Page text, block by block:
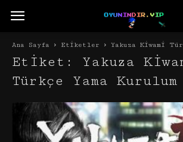
Ana Sayfa Etiketler Yakuza Kiwami
Etiket: Yakuza
Türkçe Yama Kurulum